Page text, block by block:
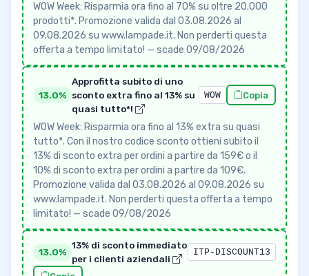
WOW Week: Risparmia ora fino al 70% su oltre 20.000
prodotti*. Promozione valida dal 03.08.2026 al
09.08.2026 su www.lampade.it. Non perderti questa
offerta a tempo limitato! — scade 09/08/2026
13.0%
Approfitta subito di uno
sconto extra fino al 13% su
quasi tutto*!
WOW Copia
WOW Week: Risparmia ora fino al 13% extra su quasi
tutto*. Con il nostro codice sconto ottieni subito il
13% di sconto extra per ordini a partire da 159€ o il
10% di sconto extra per ordini a partire da 109€.
Promozione valida dal 03.08.2026 al 09.08.2026 su
www.lampade.it. Non perderti questa offerta a tempo
limitato! — scade 09/08/2026
13.0%
13% di sconto immediato
per i clienti aziendali
ITP-DISCOUNT13